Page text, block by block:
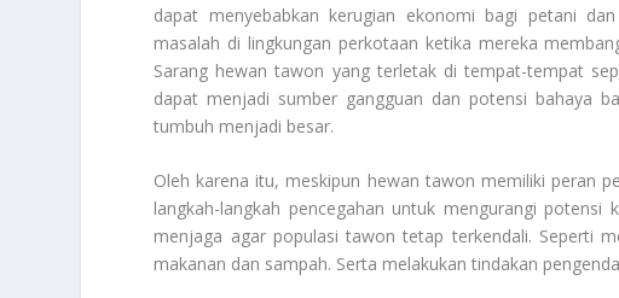
dapat menyebabkan kerugian ekonomi bagi petani
masalah di lingkungan perkotaan ketika mereka
Sarang hewan tawon yang terletak di tempat-tempat
dapat menjadi sumber gangguan dan potensi bahaya
tumbuh menjadi besar.
Oleh karena itu, meskipun hewan tawon memiliki peran
langkah-langkah pencegahan untuk mengurangi
menjaga agar populasi tawon tetap terkendali. Seperti
makanan dan sampah. Serta melakukan tindakan